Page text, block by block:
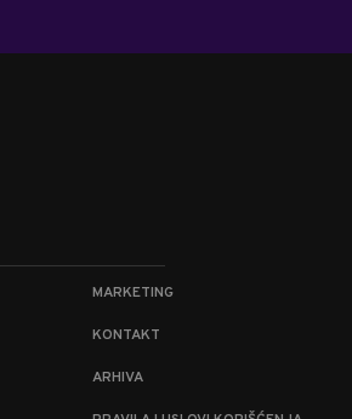
MARKETING
KONTAKT
ARHIVA